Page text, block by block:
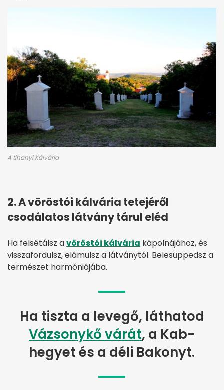
A tihanyi Kálvária
2. A vöröstói kálvária tetejéről
csodálatos látvány tárul eléd
Ha felsétálsz avöröstói kálvária kápolnájához, és
visszafordulsz, elámulsz a látványtól. Belesüppedsz a
természet harmóniájába.
Ha tiszta a levegő, láthatod
Vázsonykő várát, a Kab-
hegyet és a déli Bakonyt.